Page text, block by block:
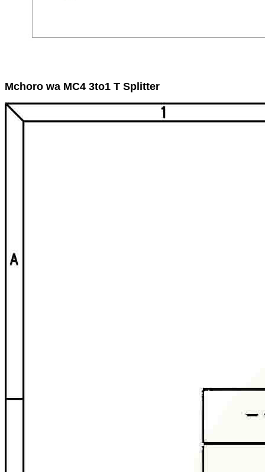
Mchoro wa MC4 3to1 T Splitter